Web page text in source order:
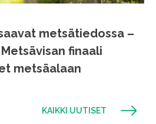
metsätiedossa –
finaali
metsäalaan
KAIKKI UUTISET